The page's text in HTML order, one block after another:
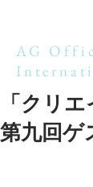
AG
「クリ
第九回ゲ